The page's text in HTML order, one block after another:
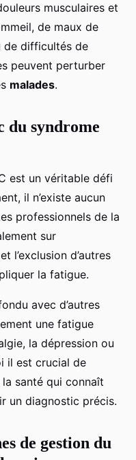
musculaires et
de maux de
de difficultés de
peuvent perturber
malades.
du syndrome
est un véritable défi
il n’existe aucun
professionnels de la
sur
l’exclusion d’autres
la fatigue.
avec d’autres
une fatigue
la dépression ou
il est crucial de
santé qui connaît
un diagnostic précis.
de gestion du